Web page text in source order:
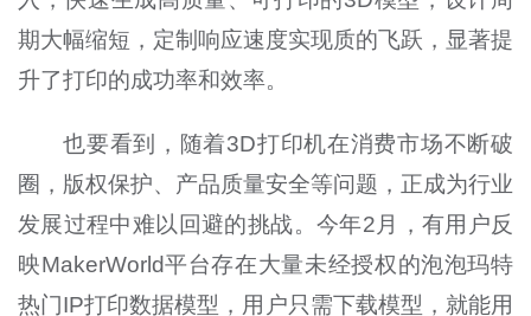
期大幅缩短，定制响应速度实现质的飞跃，显著提
升了打印的成功率和效率。
也要看到，随着3D打印机在消费市场不断破
圈，版权保护、产品质量安全等问题，正成为行业
发展过程中难以回避的挑战。今年2月，有用户反
映MakerWorld平台存在大量未经授权的泡泡玛特
热门IP打印数据模型，用户只需下载模型，就能用